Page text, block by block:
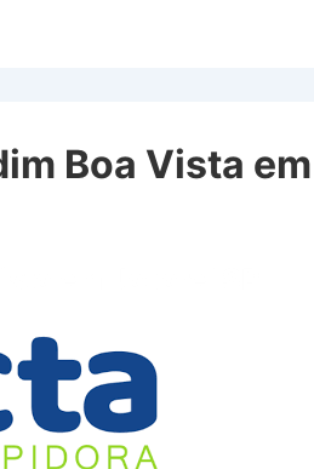
Boa Vista em